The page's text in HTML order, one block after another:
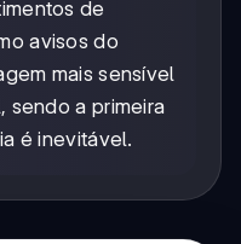
de
avisos do
mais sensível
sendo a primeira
é inevitável.